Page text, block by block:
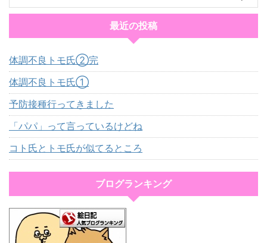
最近の投稿
体調不良トモ氏②完
体調不良トモ氏①
予防接種行ってきました
「パパ」って言っているけどね
コト氏とトモ氏が似てるところ
ブログランキング